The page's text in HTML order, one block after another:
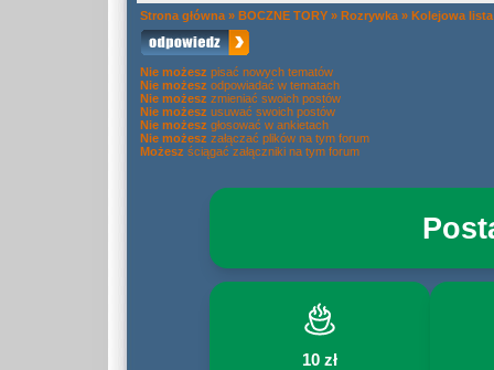
Strona główna » BOCZNE TORY » Rozrywka » Kolejowa
Nie możesz pisać nowych tematów
Nie możesz odpowiadać w tematach
Nie możesz zmieniać swoich postów
Nie możesz usuwać swoich postów
Nie możesz głosować w ankietach
Nie możesz załączać plików na tym forum
Możesz ściągać załączniki na tym forum
10 zł